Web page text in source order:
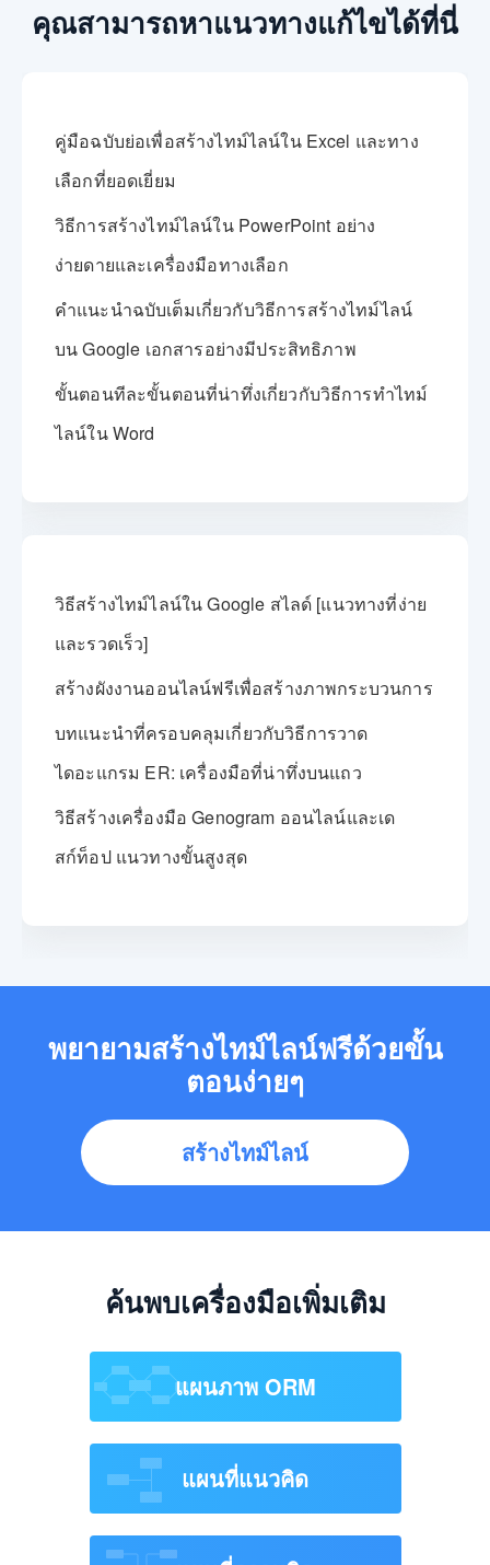
คุณสามารถหาแนวทางแก้ไขได้ที่นี่
คู่มือฉบับย่อเพื่อสร้างไทม์ไลน์ใน Excel และทาง
เลือกที่ยอดเยี่ยม
วิธีการสร้างไทม์ไลน์ใน PowerPoint อย่าง
ง่ายดายและเครื่องมือทางเลือก
คำแนะนำฉบับเต็มเกี่ยวกับวิธีการสร้างไทม์ไลน์
บน Google เอกสารอย่างมีประสิทธิภาพ
ขั้นตอนทีละขั้นตอนที่น่าทึ่งเกี่ยวกับวิธีการทำไทม์
ไลน์ใน Word
วิธีสร้างไทม์ไลน์ใน Google สไลด์ [แนวทางที่ง่าย
และรวดเร็ว]
สร้างผังงานออนไลน์ฟรีเพื่อสร้างภาพกระบวนการ
บทแนะนำที่ครอบคลุมเกี่ยวกับวิธีการวาด
ไดอะแกรม ER: เครื่องมือที่น่าทึ่งบนแถว
วิธีสร้างเครื่องมือ Genogram ออนไลน์และเด
สก์ท็อป แนวทางขั้นสูงสุด
พยายามสร้างไทม์ไลน์ฟรีด้วยขั้น
ตอนง่ายๆ
สร้างไทม์ไลน์
ค้นพบเครื่องมือเพิ่มเติม
แผนภาพ ORM
แผนที่แนวคิด